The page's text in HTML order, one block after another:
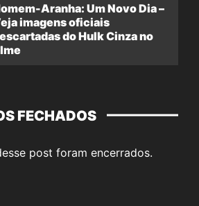
Aranha: Um Novo Dia –
imagens oficiais
do Hulk Cinza no
FECHADOS
post foram encerrados.